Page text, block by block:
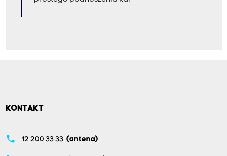
KONTAKT
phone 12 200 33 33 (antena)